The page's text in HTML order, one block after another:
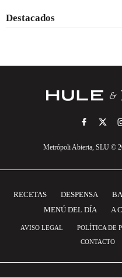
Destacados
Metrópoli Abierta, SLU ©
RECETAS DESPENSA
MENÚ DEL DÍA
A
AVISO LEGAL POLÍTICA DE
CONTACTO